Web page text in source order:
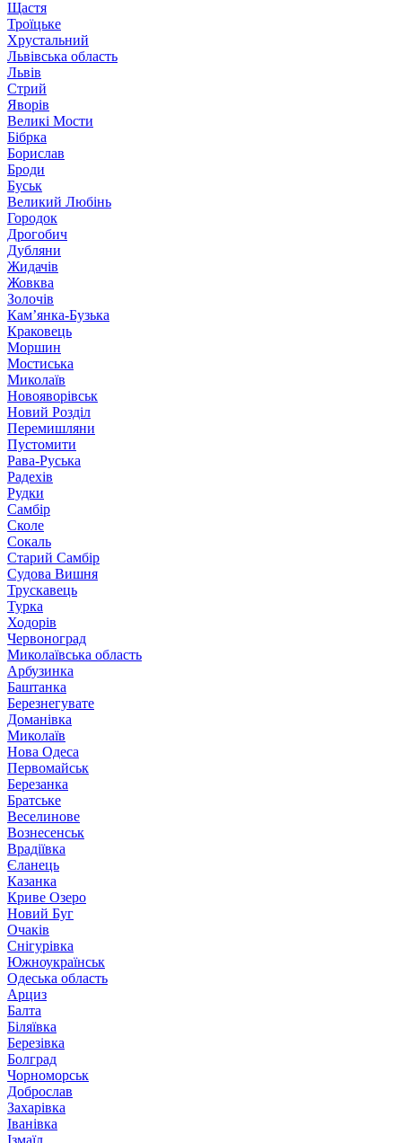
Щастя
Троїцьке
Хрустальний
Львівська область
Львів
Стрий
Яворів
Великі Мости
Бібрка
Борислав
Броди
Буськ
Великий Любінь
Городок
Дрогобич
Дубляни
Жидачів
Жовква
Золочів
Кам’янка-Бузька
Краковець
Моршин
Мостиська
Миколаїв
Новояворівськ
Новий Розділ
Перемишляни
Пустомити
Рава-Руська
Радехів
Рудки
Самбір
Сколе
Сокаль
Старий Самбір
Судова Вишня
Трускавець
Турка
Ходорів
Червоноград
Миколаївська область
Арбузинка
Баштанка
Березнегувате
Доманівка
Миколаїв
Нова Одеса
Первомайськ
Березанка
Братське
Веселинове
Вознесенськ
Врадіївка
Єланець
Казанка
Криве Озеро
Новий Буг
Очаків
Снігурівка
Южноукраїнськ
Одеська область
Арциз
Балта
Біляївка
Березівка
Болград
Чорноморськ
Доброслав
Захарівка
Іванівка
Ізмаїл